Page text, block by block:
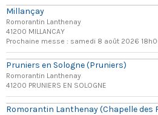
Millançay
Romorantin Lanthenay
41200 MILLANCAY
Prochaine messe : samedi 8 août 2026
Pruniers en Sologne (Pruniers)
Romorantin Lanthenay
41200 PRUNIERS EN SOLOGNE
Romorantin Lanthenay (Chapelle des